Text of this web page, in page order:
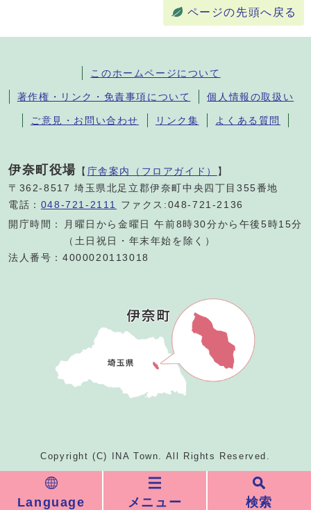
Language メニュー 検索
ページの先頭へ戻る
このホームページについて
著作権・リンク・免責事項について 個人情報の取扱い
ご意見・お問い合わせ リンク集 よくある質問
伊奈町役場 【 庁舎案内（フロアガイド） 】
〒362-8517 埼玉県北足立郡伊奈町中央四丁目355番地
電話： 048-721-2111
ファクス:048-721-2136
開庁時間：
月曜日から金曜日 午前8時30分から午後5時15分
（土日祝日・年末年始を除く）
法人番号：4000020113018
Copyright (C) INA Town. All Rights Reserved.